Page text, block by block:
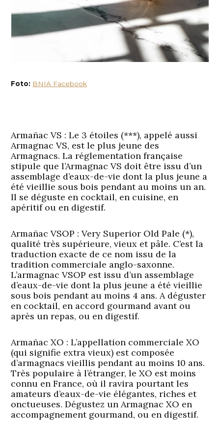
Foto: BNIA Facebook
Armañac VS :Le 3 étoiles (***), appelé aussi
Armagnac VS, est le plus jeune des
Armagnacs. La réglementation française
stipule que l’Armagnac VS doit être issu d’un
assemblage d’eaux-de-vie dont la plus jeune a
été vieillie sous bois pendant au moins un an.
Il se déguste en cocktail, en cuisine, en
apéritif ou en digestif.
Armañac VSOP : Very Superior Old Pale (*),
qualité très supérieure, vieux et pâle. C’est la
traduction exacte de ce nom issu de la
tradition commerciale anglo-saxonne.
L’armagnac VSOP est issu d’un assemblage
d’eaux-de-vie dont la plus jeune a été vieillie
sous bois pendant au moins 4 ans. A déguster
en cocktail, en accord gourmand avant ou
après un repas, ou en digestif.
Armañac XO : L’appellation commerciale XO
(qui signifie extra vieux) est composée
d’armagnacs vieillis pendant au moins 10 ans.
Très populaire à l’étranger, le XO est moins
connu en France, où il ravira pourtant les
amateurs d’eaux-de-vie élégantes, riches et
onctueuses. Dégustez un Armagnac XO en
accompagnement gourmand, ou en digestif.